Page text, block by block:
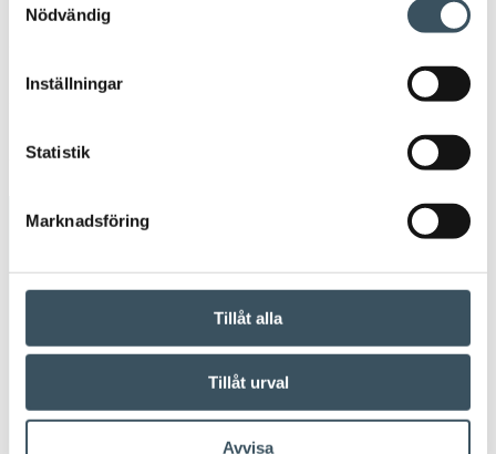
Nödvändig
Inställningar
Statistik
Marknadsföring
Tillåt alla
Tillåt urval
Avvisa
2019
2018
Avainsanat
Arbetsavtal arbetsavtalsblankett
Arbetsintyg arbetsliv beskattningen
digitala matinköp